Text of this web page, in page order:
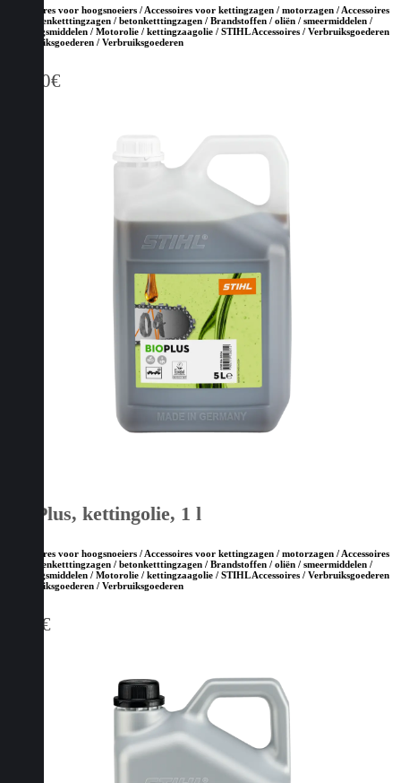
Accessoires voor hoogsnoeiers / Accessoires voor kettingzagen / motorzagen / Accessoires
voor steenketttingzagen / betonketttingzagen / Brandstoffen / oliën / smeermiddelen /
reinigingsmiddelen / Motorolie / kettingzaagolie / STIHL Accessoires / Verbruiksgoederen
/ Verbruiksgoederen / Verbruiksgoederen
29,90€
BioPlus, kettingolie, 1 l
Accessoires voor hoogsnoeiers / Accessoires voor kettingzagen / motorzagen / Accessoires
voor steenketttingzagen / betonketttingzagen / Brandstoffen / oliën / smeermiddelen /
reinigingsmiddelen / Motorolie / kettingzaagolie / STIHL Accessoires / Verbruiksgoederen
/ Verbruiksgoederen / Verbruiksgoederen
€